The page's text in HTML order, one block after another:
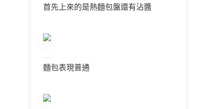
首先上來的是熱麵包盤還有沾醬
麵包表現普通